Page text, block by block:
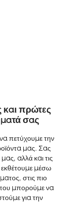
και πρώτες
σας
πετύχουμε την
μας. Σας
αλλά και τις
εκθέτουμε μέσω
στις πιο
που μπορούμε να
για την